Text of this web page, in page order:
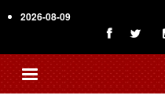
to
content
2026-08-09